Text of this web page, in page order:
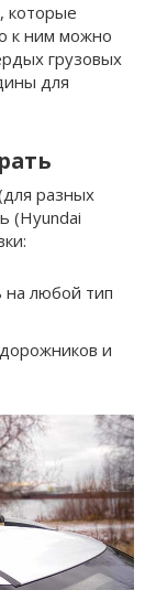
которые
к ним можно
грузовых
для
разных
(Hyundai
на любой тип
и